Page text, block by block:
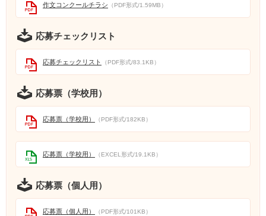
作文コンクールチラシ （PDF形式/1.59MB）
応募チェックリスト
応募チェックリスト （PDF形式/83.1KB）
応募票（学校用）
応募票（学校用） （PDF形式/182KB）
応募票（学校用） （EXCEL形式/19.1KB）
応募票（個人用）
応募票（個人用） （PDF形式/101KB）